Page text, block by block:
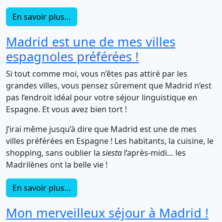
En savoir plus…
Madrid est une de mes villes
espagnoles préférées !
Si tout comme moi, vous n’êtes pas attiré par les
grandes villes, vous pensez sûrement que Madrid n’est
pas l’endroit idéal pour votre séjour linguistique en
Espagne. Et vous avez bien tort !
J’irai même jusqu’à dire que Madrid est une de mes
villes préférées en Espagne ! Les habitants, la cuisine, le
shopping, sans oublier la siesta l’après-midi… les
Madrilènes ont la belle vie !
En savoir plus…
Mon merveilleux séjour à Madrid !